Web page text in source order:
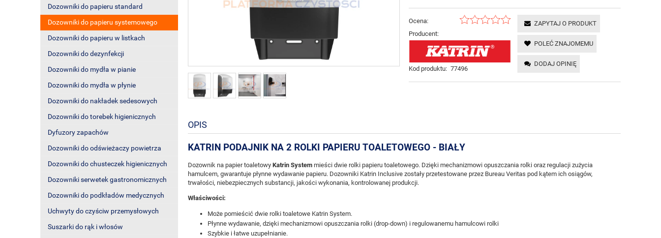
Dozowniki do papieru standard
Dozowniki do papieru systemowego
Dozowniki do papieru w listkach
Dozowniki do dezynfekcji
Dozowniki do mydła w pianie
Dozowniki do mydła w płynie
Dozowniki do nakładek sedesowych
Dozowniki do torebek higienicznych
Dyfuzory zapachów
Dozowniki do odświeżaczy powietrza
Dozowniki do chusteczek higienicznych
Dozowniki serwetek gastronomicznych
Dozowniki do podkładów medycznych
Uchwyty do czyściw przemysłowych
Suszarki do rąk i włosów
Ocena:
Producent:
Kod produktu: 77496
ZAPYTAJ O PRODUKT
POLEĆ ZNAJOMEMU
DODAJ OPINIĘ
OPIS
KATRIN PODAJNIK NA 2 ROLKI PAPIERU TOALETOWEGO - BIAŁY
Dozownik na papier toaletowy Katrin System mieści dwie rolki papieru toaletowego. Dzięki mechanizmowi opuszczania rolki oraz regulacji zużycia
hamulcem, gwarantuje płynne wydawanie papieru. Dozowniki Katrin Inclusive zostały przetestowane przez Bureau Veritas pod kątem ich osiągów,
trwałości, niebezpiecznych substancji, jakości wykonania, kontrolowanej produkcji.
Właściwości:
Może pomieścić dwie rolki toaletowe Katrin System.
Płynne wydawanie, dzięki mechanizmowi opuszczania rolki (drop-down) i regulowanemu hamulcowi rolki
Szybkie i łatwe uzupełnianie.